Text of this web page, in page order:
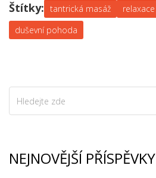
Štítky: tantrická masáž relaxace
duševní pohoda
NEJNOVĚJŠÍ PŘÍSPĚVKY